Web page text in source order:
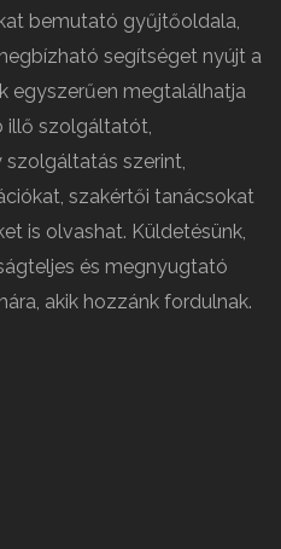
bemutató gyűjtőoldala,
segítséget nyújt a
egyszerűen megtalálhatja
illő szolgáltatót,
szerint,
szakértői tanácsokat
is olvashat. Küldetésünk,
és megnyugtató
akik hozzánk fordulnak.